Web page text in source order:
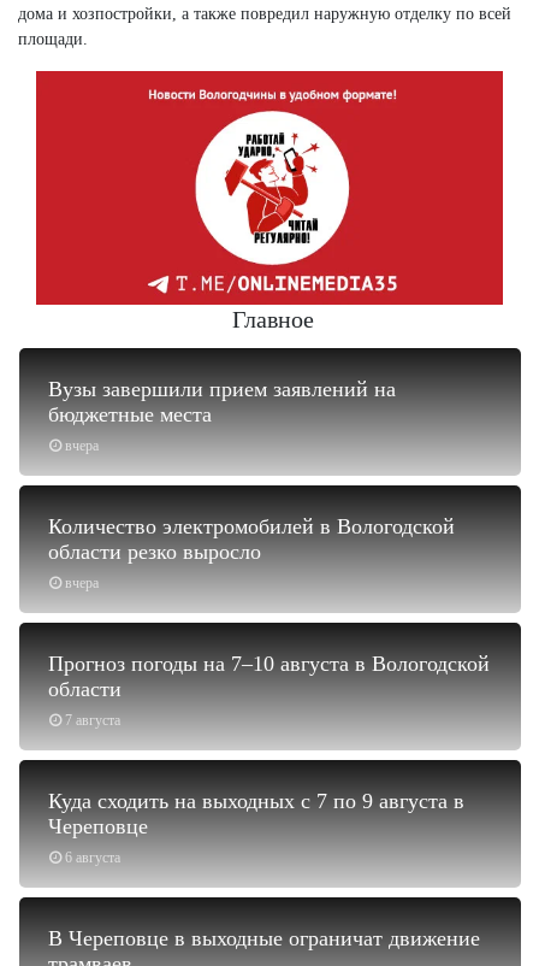
дома и хозпостройки, а также повредил наружную отделку по всей
площади.
Главное
вчера
Вузы завершили прием заявлений на
бюджетные места
вчера
Количество электромобилей в Вологодской
области резко выросло
7 августа
Прогноз погоды на 7–10 августа в Вологодской
области
6 августа
Куда сходить на выходных с 7 по 9 августа в
Череповце
В Череповце в выходные ограничат движение